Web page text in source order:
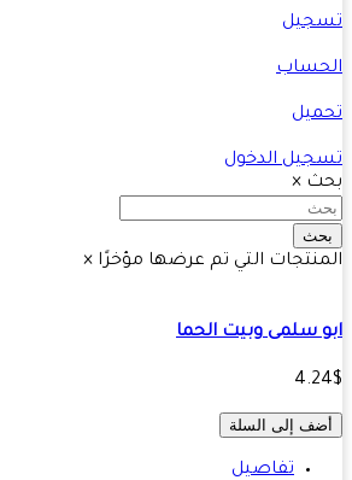
الدخول
×
التي تم عرضها مؤخرًا ×
سلمى وبيت الحما
إلى السلة
تفاصيل